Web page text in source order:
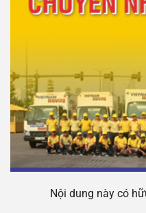
Nội dung này có